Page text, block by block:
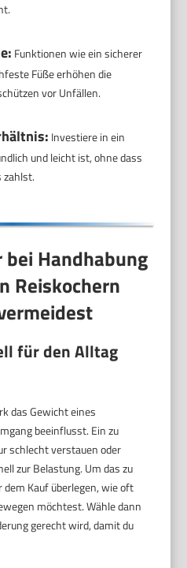
Funktionen wie ein sicherer
Füße erhöhen die
vor Unfällen.
Investiere in ein
und leicht ist, ohne dass
zahlst.
bei Handhabung
Reiskochern
für den Alltag
das Gewicht eines
beeinflusst. Ein zu
schlecht verstauen oder
zur Belastung. Um das zu
Kauf überlegen, wie oft
möchtest. Wähle dann
gerecht wird, damit du